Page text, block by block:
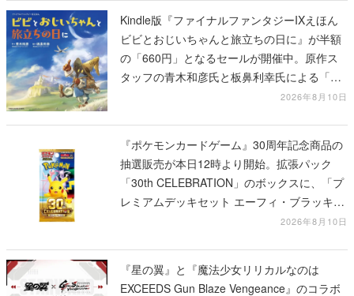
Kindle版『ファイナルファンタジーIXえほん
ビビとおじいちゃんと旅立ちの日に』が半額
の「660円」となるセールが開催中。原作ス
タッフの青木和彦氏と板鼻利幸氏による「ビ
2026年8月10日
『ポケモンカードゲーム』30周年記念商品の
抽選販売が本日12時より開始。拡張パック
「30th CELEBRATION」のボックスに、「プ
レミアムデッキセット エーフィ・ブラッキ
ー」「FUTURISTIC BOX」の計3商品2026年8月10日
『星の翼』と『魔法少女リリカルなのは
EXCEEDS Gun Blaze Vengeance』のコラボ